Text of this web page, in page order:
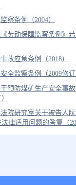
察条例（2004）
劳动保障监察条例》
故应急条例（2018）
全监察条例（2009修订
预防煤矿生产安全事
院研究室关于被告人
律适用问题的答复（